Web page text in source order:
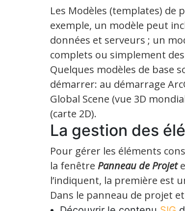
Les Modèles (templates) de
exemple, un modèle peut
données et serveurs ; un
complets ou simplement
Quelques modèles de base
démarrer: au démarrage
Global Scene (vue 3D
(carte 2D).
La gestion des
Pour gérer les éléments
la fenêtre Panneau de Projet
l’indiquent, la première est
Dans le panneau de projet